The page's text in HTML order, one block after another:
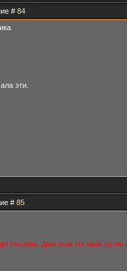
# 84
эти.
# 85
способен. Даже если это такой